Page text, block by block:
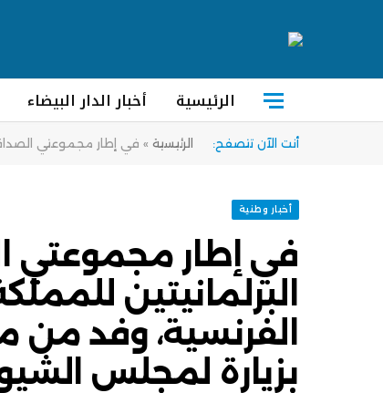
الرئيسية أخبار الدار البيضاء
أنت الآن تتصفح: الرئيسية » في إطار مجموعتي
أخبار وطنية
في إطار مجموعتي
البرلمانيتين
الفرنسية، وفد
بزيارة لمجلس